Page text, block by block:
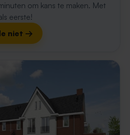
om kans te maken. Met
eerste!
niet →